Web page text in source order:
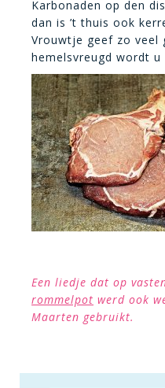
Karbonaden op den dis
dan is ’t thuis ook
Vrouwtje geef zo veel
hemelsvreugd wordt u
Een liedje dat op
rommelpot werd ook
Maarten gebruikt.